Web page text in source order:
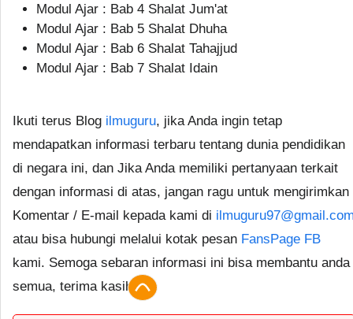
Modul Ajar : Bab 4 Shalat Jum'at
Modul Ajar : Bab 5 Shalat Dhuha
Modul Ajar : Bab 6 Shalat Tahajjud
Modul Ajar : Bab 7 Shalat Idain
Ikuti terus Blog ilmuguru, jika Anda ingin tetap
mendapatkan informasi terbaru tentang dunia pendidikan
di negara ini, dan Jika Anda memiliki pertanyaan terkait
dengan informasi di atas, jangan ragu untuk mengirimkan
Komentar / E-mail kepada kami di
atau bisa hubungi melalui kotak pesan FansPage FB
kami. Semoga sebaran informasi ini bisa membantu anda
semua, terima kasih.